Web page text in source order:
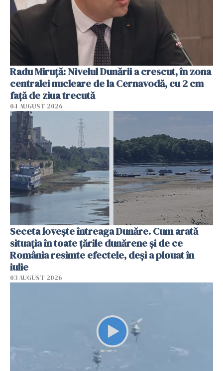
Radu Miruţă: Nivelul Dunării a crescut, în zona
centralei nucleare de la Cernavodă, cu 2 cm
faţă de ziua trecută
04 AUGUST 2026
Seceta lovește întreaga Dunăre. Cum arată
situația în toate țările dunărene și de ce
România resimte efectele, deși a plouat în
iulie
03 AUGUST 2026